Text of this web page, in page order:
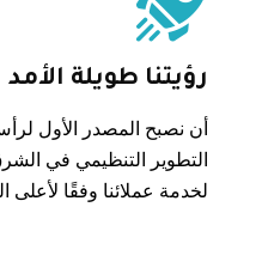
رؤيتنا طويلة الأمد
أن نصبح المصدر الأول
التطوير التنظيمي في
لخدمة عملائنا وفقًا لأعلى